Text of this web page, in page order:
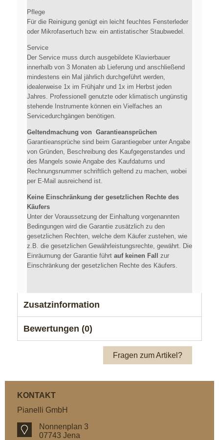
Pflege
Für die Reinigung genügt ein leicht feuchtes Fensterleder
oder Mikrofasertuch bzw. ein antistatischer Staubwedel.
Service
Der Service muss durch ausgebildete Klavierbauer
innerhalb von 3 Monaten ab Lieferung und anschließend
mindestens ein Mal jährlich durchgeführt werden,
idealerweise 1x im Frühjahr und 1x im Herbst jeden
Jahres. Professionell genutzte oder klimatisch ungünstig
stehende Instrumente können ein Vielfaches an
Servicedurchgängen benötigen.
Geltendmachung von Garantieansprüchen
Garantieansprüche sind beim Garantiegeber unter Angabe
von Gründen, Beschreibung des Kaufgegenstandes und
des Mangels sowie Angabe des Kaufdatums und
Rechnungsnummer schriftlich geltend zu machen, wobei
per E-Mail ausreichend ist.
Keine Einschränkung der gesetzlichen Rechte des
Käufers
Unter der Voraussetzung der Einhaltung vorgenannten
Bedingungen wird die Garantie zusätzlich zu den
gesetzlichen Rechten, welche dem Käufer zustehen, wie
z.B. die gesetzlichen Gewährleistungsrechte, gewährt. Die
Einräumung der Garantie führt auf keinen Fall zur
Einschränkung der gesetzlichen Rechte des Käufers.
Zusatzinformation
Bewertungen (0)
Fragen zum Artikel?
KONTAKT
Pianelli GmbH
Nonnenplan 3
07743 Jena